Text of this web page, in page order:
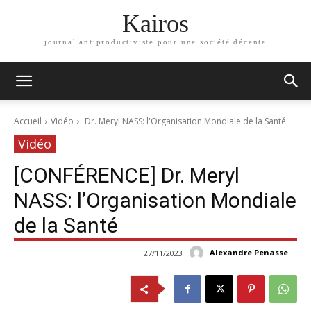
Kairos
journal antiproductiviste pour une société décente
Accueil Vidéo Dr. Meryl NASS: l'Organisation Mondiale de la Santé
Vidéo
[CONFÉRENCE] Dr. Meryl
NASS: l’Organisation Mondiale
de la Santé
Alexandre Penasse
27/11/2023